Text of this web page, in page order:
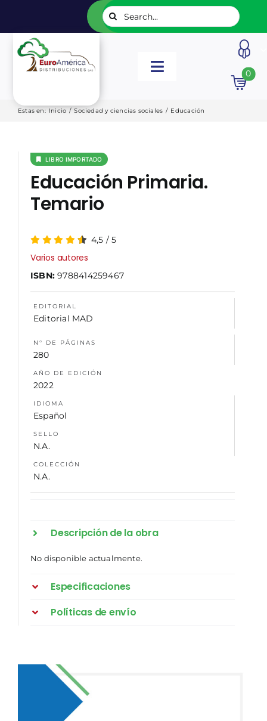
contenido
Buscar:
Toggle
INICIO
EDITORIALES
LISTADOS
0
Estas en: Inicio / Sociedad y ciencias sociales / Educación
LIBRO IMPORTADO
Educación Primaria.
Temario
4,5 /5
Varios autores
ISBN:9788414259467
EDITORIAL
Editorial MAD
N° DE PÁGINAS
280
AÑO DE EDICIÓN
2022
IDIOMA
Español
SELLO
N.A.
COLECCIÓN
N.A.
Descripción de la obra
No disponible actualmente.
Especificaciones
Políticas de envío